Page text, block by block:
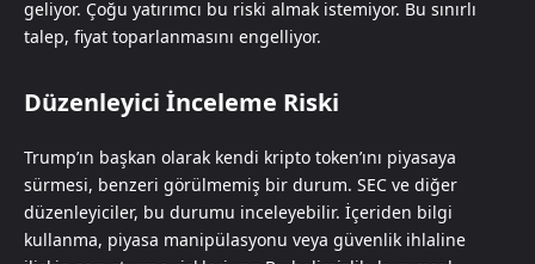
geliyor. Çoğu yatırımcı bu riski almak istemiyor. Bu sınırlı
talep, fiyat toparlanmasını engelliyor.
Düzenleyici İnceleme Riski
Trump’ın başkan olarak kendi kripto token’ını piyasaya
sürmesi, benzeri görülmemiş bir durum. SEC ve diğer
düzenleyiciler, bu durumu inceleyebilir. İçeriden bilgi
kullanma, piyasa manipülasyonu veya güvenlik ihlaline